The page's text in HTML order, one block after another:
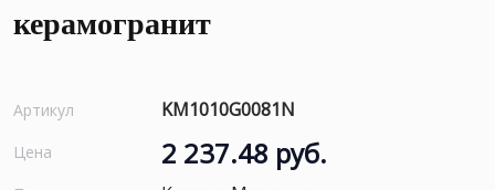
керамогранит
Артикул KM1010G0081N
Цена 2 237.48 руб.